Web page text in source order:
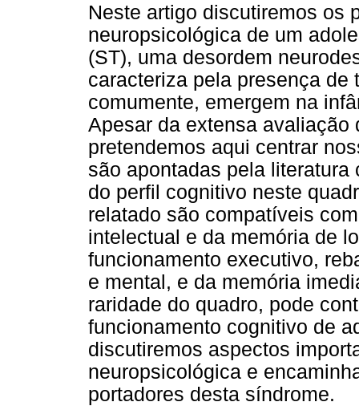
Neste artigo discutiremos os
neuropsicológica de um
(ST), uma desordem
caracteriza pela presença de
comumente, emergem na
Apesar da extensa
pretendemos aqui centrar
são apontadas pela
do perfil cognitivo neste
relatado são compatíveis
intelectual e da memória de
funcionamento executivo,
e mental, e da memória
raridade do quadro, pode
funcionamento cognitivo de
discutiremos aspectos
neuropsicológica e
portadores desta síndrome.